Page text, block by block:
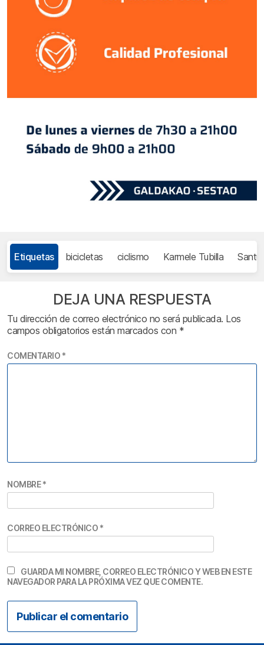
Etiquetas bicicletas ciclismo Karmele Tubilla
DEJA UNA RESPUESTA
Tu dirección de correo electrónico no será publicada. Los
campos obligatorios están marcados con *
COMENTARIO *
NOMBRE*
CORREO ELECTRÓNICO *
GUARDA MI NOMBRE, CORREO ELECTRÓNICO Y WEB EN ESTE
NAVEGADOR PARA LA PRÓXIMA VEZ QUE COMENTE.